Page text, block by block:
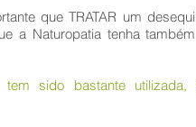
que TRATAR um
a Naturopatia tenha
tem sido bastante utilizada,